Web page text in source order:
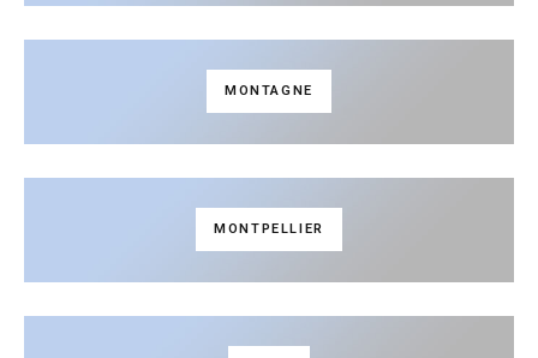
MONTAGNE
MONTPELLIER